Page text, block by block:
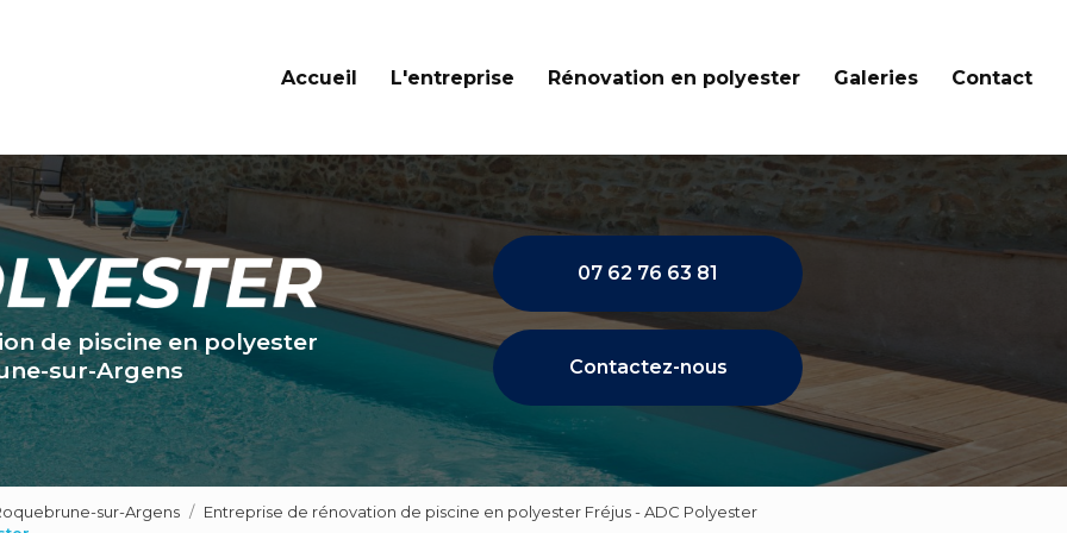
Accueil L'entreprise Rénovation en polyester Galeries Contact
de piscine en polyester
sur-Argens
07 62 76 63 81
Contactez-nous
sur-Argens
Entreprise de rénovation de piscine en polyester Fréjus - ADC Polyester